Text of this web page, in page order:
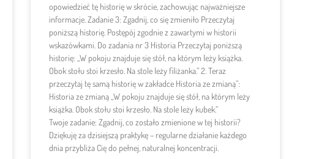
opowiedzieć tę historię w skrócie, zachowując najważniejsze
informacje. Zadanie 3: Zgadnij, co się zmieniło Przeczytaj
poniższą historię. Postępój zgodnie z zawartymi w historii
wskazówkami. Do zadania nr 3 Historia Przeczytaj poniższą
historię: „W pokoju znajduje się stół, na którym leży książka.
Obok stołu stoi krzesło. Na stole leży filiżanka.” 2. Teraz
przeczytaj tę samą historię w zakładce Historia ze zmianą”:
Historia ze zmianą „W pokoju znajduje się stół, na którym leży
książka. Obok stołu stoi krzesło. Na stole leży kubek.”
Twoje zadanie: Zgadnij, co zostało zmienione w tej historii?
Dziękuję za dzisiejszą praktykę – regularne działanie każdego
dnia przybliża Cię do pełnej, naturalnej koncentracji.